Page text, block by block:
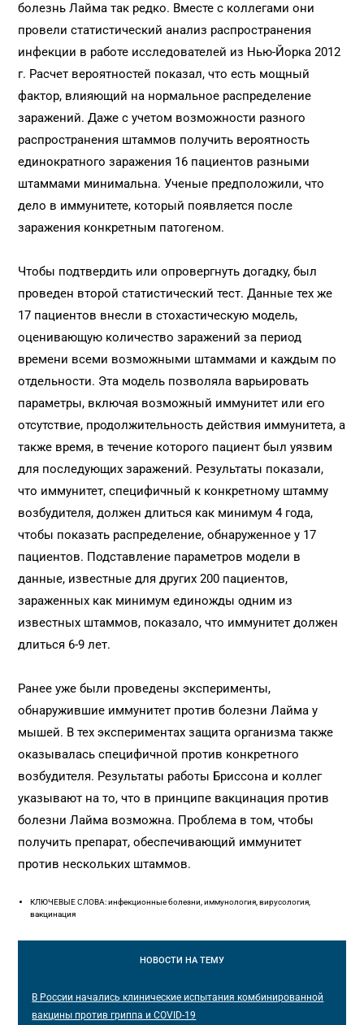
болезнь Лайма так редко. Вместе с коллегами они
провели статистический анализ распространения
инфекции в работе исследователей из Нью-Йорка 2012
г. Расчет вероятностей показал, что есть мощный
фактор, влияющий на нормальное распределение
заражений. Даже с учетом возможности разного
распространения штаммов получить вероятность
единократного заражения 16 пациентов разными
штаммами минимальна. Ученые предположили, что
дело в иммунитете, который появляется после
заражения конкретным патогеном.
Чтобы подтвердить или опровергнуть догадку, был
проведен второй статистический тест. Данные тех же
17 пациентов внесли в стохастическую модель,
оценивающую количество заражений за период
времени всеми возможными штаммами и каждым по
отдельности. Эта модель позволяла варьировать
параметры, включая возможный иммунитет или его
отсутствие, продолжительность действия иммунитета, а
также время, в течение которого пациент был уязвим
для последующих заражений. Результаты показали,
что иммунитет, специфичный к конкретному штамму
возбудителя, должен длиться как минимум 4 года,
чтобы показать распределение, обнаруженное у 17
пациентов. Подставление параметров модели в
данные, известные для других 200 пациентов,
зараженных как минимум единожды одним из
известных штаммов, показало, что иммунитет должен
длиться 6-9 лет.
Ранее уже были проведены эксперименты,
обнаружившие иммунитет против болезни Лайма у
мышей. В тех экспериментах защита организма также
оказывалась специфичной против конкретного
возбудителя. Результаты работы Бриссона и коллег
указывают на то, что в принципе вакцинация против
болезни Лайма возможна. Проблема в том, чтобы
получить препарат, обеспечивающий иммунитет
против нескольких штаммов.
КЛЮЧЕВЫЕ СЛОВА: инфекционные болезни, иммунология, вирусология,
вакцинация
НОВОСТИ НА ТЕМУ
В России начались клинические испытания комбинированной
вакцины против гриппа и COVID-19